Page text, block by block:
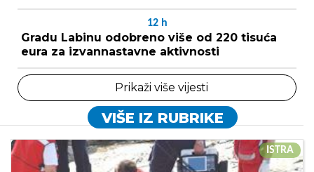
12 h
Gradu Labinu odobreno više od 220 tisuća
eura za izvannastavne aktivnosti
Prikaži više vijesti
VIŠE IZ RUBRIKE
ISTRA